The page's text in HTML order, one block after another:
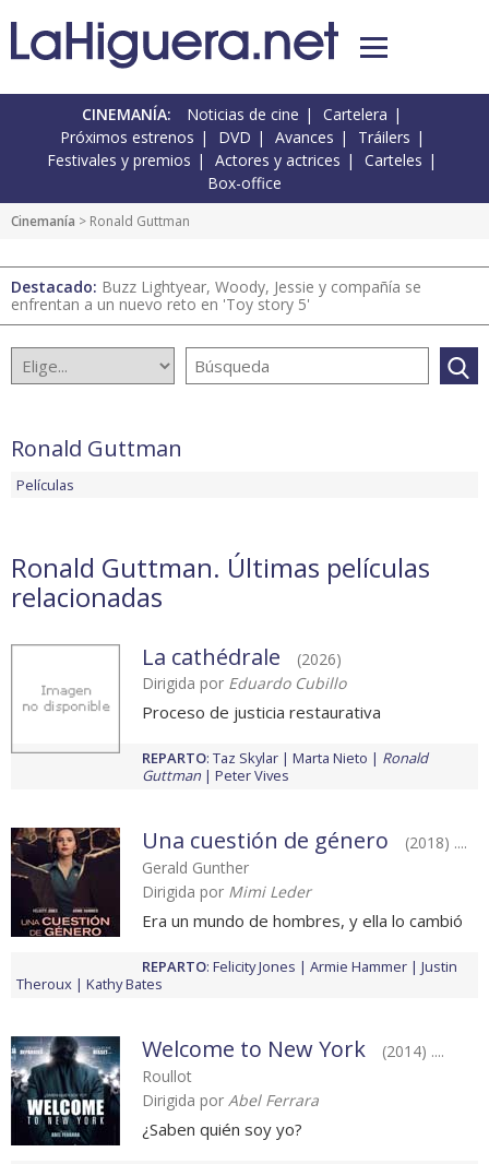
CINEMANÍA: Noticias de cine
Cartelera
Próximos estrenos
DVD Avances
Tráilers
Festivales y premios
Actores y actrices
Carteles
Box-office
Cinemanía > Ronald Guttman
Destacado: Buzz Lightyear, Woody, Jessie y compañía se
enfrentan a un nuevo reto en 'Toy story 5'
Ronald Guttman
Películas
Ronald Guttman. Últimas películas
relacionadas
La cathédrale
(2026)
Dirigida por Eduardo Cubillo
Proceso de justicia restaurativa
REPARTO: Taz Skylar Marta Nieto
Ronald
Guttman
Peter Vives
Una cuestión de género
(2018) ....
Gerald Gunther
Dirigida por Mimi Leder
Era un mundo de hombres, y ella lo cambió
REPARTO: Felicity Jones Armie Hammer
Justin
Theroux
Kathy Bates
Welcome to New York
(2014) ....
Roullot
Dirigida por Abel Ferrara
¿Saben quién soy yo?